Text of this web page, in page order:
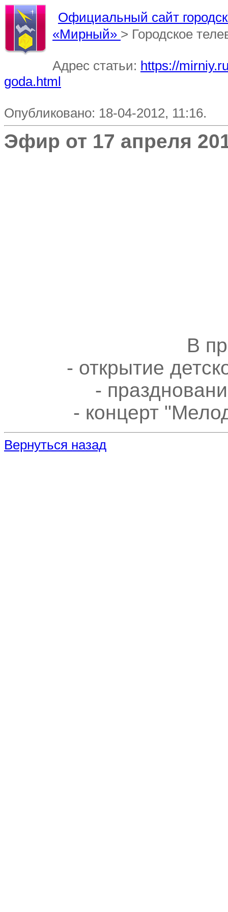
Официальный сайт
«Мирный» > Городское
Адрес статьи: https://
goda.html
Опубликовано: 18-04-2012, 11:16.
Эфир от 17 апреля
В
- открытие
-
- концерт
Вернуться назад